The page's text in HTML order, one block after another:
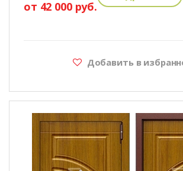
от 42 000 руб.
Добавить в